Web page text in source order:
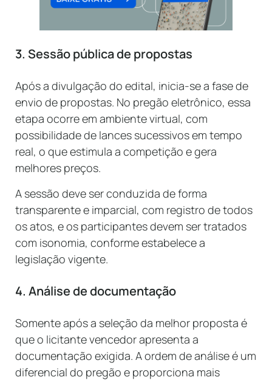
3. Sessão pública de propostas
Após a divulgação do edital, inicia-se a fase de
envio de propostas. No pregão eletrônico, essa
etapa ocorre em ambiente virtual, com
possibilidade de lances sucessivos em tempo
real, o que estimula a competição e gera
melhores preços.
A sessão deve ser conduzida de forma
transparente e imparcial, com registro de todos
os atos, e os participantes devem ser tratados
com isonomia, conforme estabelece a
legislação vigente.
4. Análise de documentação
Somente após a seleção da melhor proposta é
que o licitante vencedor apresenta a
documentação exigida. A ordem de análise é um
diferencial do pregão e proporciona mais